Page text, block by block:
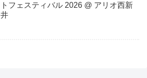
トフェスティバル 2026 @ アリオ西新
井